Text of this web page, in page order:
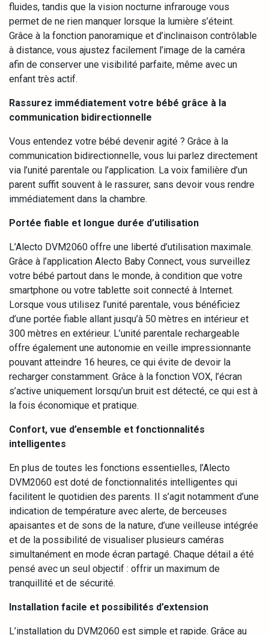
fluides, tandis que la vision nocturne infrarouge vous
permet de ne rien manquer lorsque la lumière s’éteint.
Grâce à la fonction panoramique et d’inclinaison contrôlable
à distance, vous ajustez facilement l’image de la caméra
afin de conserver une visibilité parfaite, même avec un
enfant très actif.
Rassurez immédiatement votre bébé grâce à la
communication bidirectionnelle
Vous entendez votre bébé devenir agité ? Grâce à la
communication bidirectionnelle, vous lui parlez directement
via l’unité parentale ou l’application. La voix familière d’un
parent suffit souvent à le rassurer, sans devoir vous rendre
immédiatement dans la chambre.
Portée fiable et longue durée d’utilisation
L’Alecto DVM2060 offre une liberté d’utilisation maximale.
Grâce à l’application Alecto Baby Connect, vous surveillez
votre bébé partout dans le monde, à condition que votre
smartphone ou votre tablette soit connecté à Internet.
Lorsque vous utilisez l’unité parentale, vous bénéficiez
d’une portée fiable allant jusqu’à 50 mètres en intérieur et
300 mètres en extérieur. L’unité parentale rechargeable
offre également une autonomie en veille impressionnante
pouvant atteindre 16 heures, ce qui évite de devoir la
recharger constamment. Grâce à la fonction VOX, l’écran
s’active uniquement lorsqu’un bruit est détecté, ce qui est à
la fois économique et pratique.
Confort, vue d’ensemble et fonctionnalités
intelligentes
En plus de toutes les fonctions essentielles, l’Alecto
DVM2060 est doté de fonctionnalités intelligentes qui
facilitent le quotidien des parents. Il s’agit notamment d’une
indication de température avec alerte, de berceuses
apaisantes et de sons de la nature, d’une veilleuse intégrée
et de la possibilité de visualiser plusieurs caméras
simultanément en mode écran partagé. Chaque détail a été
pensé avec un seul objectif : offrir un maximum de
tranquillité et de sécurité.
Installation facile et possibilités d’extension
L’installation du DVM2060 est simple et rapide. Grâce au